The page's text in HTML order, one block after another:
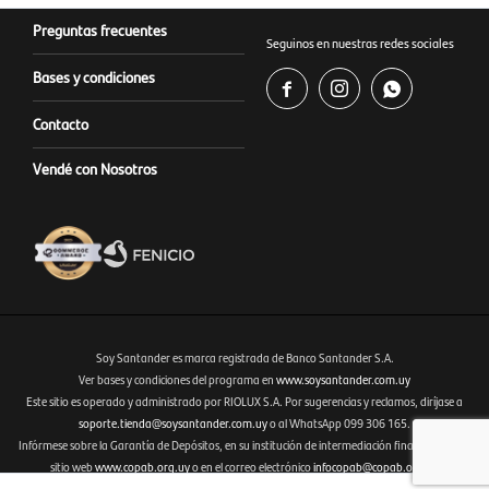
Preguntas frecuentes
Bases y condiciones
Contacto
Vendé con Nosotros
Seguinos en nuestras redes sociales
  
Fenicio eCommerce Uruguay
Soy Santander es marca registrada de Banco Santander S.A.
Ver bases y condiciones del programa en www.soysantander.com.uy
Este sitio es operado y administrado por RIOLUX S.A. Por sugerencias y reclamos, diríjase a
soporte.tienda@soysantander.com.uyo al WhatsApp 099 306 165.
Infórmese sobre la Garantía de Depósitos, en su institución de intermediación financiera, en el
sitio webwww.copab.org.uyo en el correo electrónicoinfocopab@copab.org.uy